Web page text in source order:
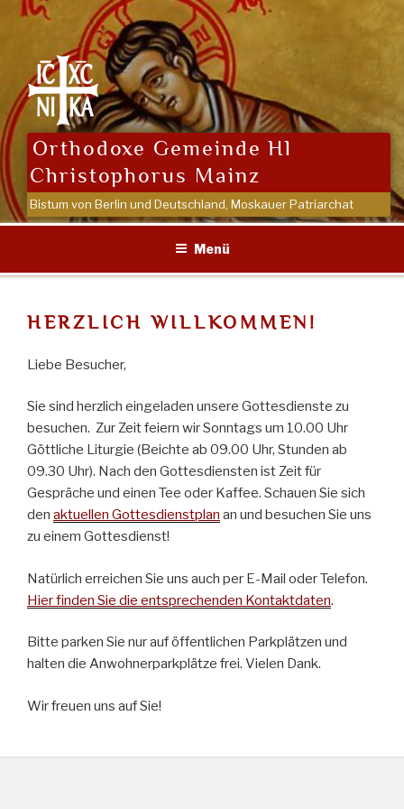
Zum
Orthodoxe Gemeinde Hl
Christophorus Mainz
Bistum von Berlin und Deutschland, Moskauer Patriarchat
Menü
HERZLICH WILLKOMMEN!
Liebe Besucher,
Sie sind herzlich eingeladen unsere Gottesdienste zu
besuchen. Zur Zeit feiern wir Sonntags um 10.00 Uhr
Göttliche Liturgie (Beichte ab 09.00 Uhr, Stunden ab
09.30 Uhr). Nach den Gottesdiensten ist Zeit für
Gespräche und einen Tee oder Kaffee. Schauen Sie sich
den aktuellen Gottesdienstplan an und besuchen Sie uns
zu einem Gottesdienst!
Natürlich erreichen Sie uns auch per E-Mail oder Telefon.
Hier finden Sie die entsprechenden Kontaktdaten.
Bitte parken Sie nur auf öffentlichen Parkplätzen und
halten die Anwohnerparkplätze frei. Vielen Dank.
Wir freuen uns auf Sie!